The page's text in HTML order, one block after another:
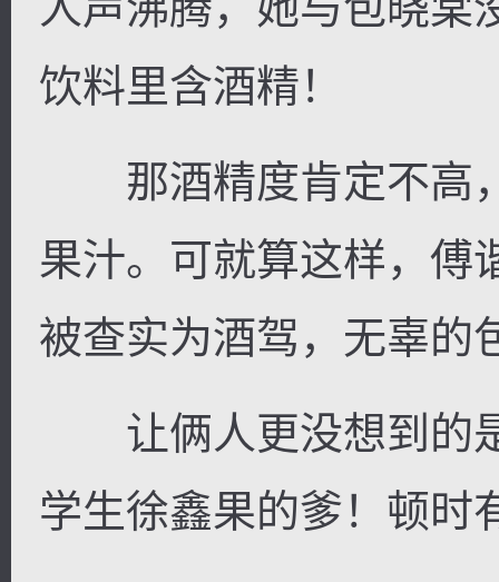
饮料里含酒精！
那酒精度肯定不高
果汁。可就算这样，傅
被查实为酒驾，无辜的
让俩人更没想到的
学生徐鑫果的爹！顿时